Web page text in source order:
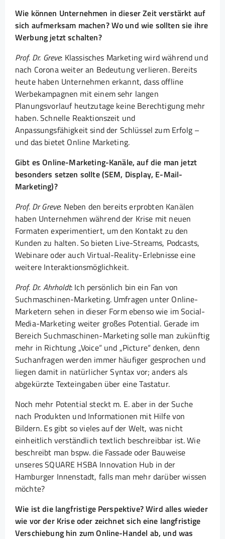
Wie können Unternehmen in dieser Zeit verstärkt auf
sich aufmerksam machen? Wo und wie sollten sie ihre
Werbung jetzt schalten?
Prof. Dr. Greve: Klassisches Marketing wird während und
nach Corona weiter an Bedeutung verlieren. Bereits
heute haben Unternehmen erkannt, dass offline
Werbekampagnen mit einem sehr langen
Planungsvorlauf heutzutage keine Berechtigung mehr
haben. Schnelle Reaktionszeit und
Anpassungsfähigkeit sind der Schlüssel zum Erfolg –
und das bietet Online Marketing.
Gibt es Online-Marketing-Kanäle, auf die man jetzt
besonders setzen sollte (SEM, Display, E-Mail-
Marketing)?
Prof. Dr Greve: Neben den bereits erprobten Kanälen
haben Unternehmen während der Krise mit neuen
Formaten experimentiert, um den Kontakt zu den
Kunden zu halten. So bieten Live-Streams, Podcasts,
Webinare oder auch Virtual-Reality-Erlebnisse eine
weitere Interaktionsmöglichkeit.
Prof. Dr. Ahrholdt: Ich persönlich bin ein Fan von
Suchmaschinen-Marketing. Umfragen unter Online-
Marketern sehen in dieser Form ebenso wie im Social-
Media-Marketing weiter großes Potential. Gerade im
Bereich Suchmaschinen-Marketing solle man zukünftig
mehr in Richtung „Voice“ und „Picture“ denken, denn
Suchanfragen werden immer häufiger gesprochen und
liegen damit in natürlicher Syntax vor; anders als
abgekürzte Texteingaben über eine Tastatur.
Noch mehr Potential steckt m. E. aber in der Suche
nach Produkten und Informationen mit Hilfe von
Bildern. Es gibt so vieles auf der Welt, was nicht
einheitlich verständlich textlich beschreibbar ist. Wie
beschreibt man bspw. die Fassade oder Bauweise
unseres SQUARE HSBA Innovation Hub in der
Hamburger Innenstadt, falls man mehr darüber wissen
möchte?
Wie ist die langfristige Perspektive? Wird alles wieder
wie vor der Krise oder zeichnet sich eine langfristige
Verschiebung hin zum Online-Handel ab, und was